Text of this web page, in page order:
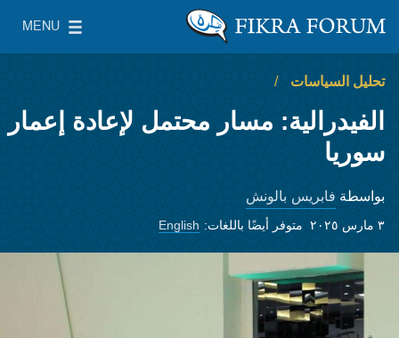
معهد واشنطن لسياسات الشرق الأدنى
MENU
Main Menu
تحليل السياسات
الفيدرالية: مسار محتمل لإعادة إعمار
سوريا
بواسطة فابريس بالونش
٣ مارس ٢٠٢٥ متوفر أيضًا باللغات: English